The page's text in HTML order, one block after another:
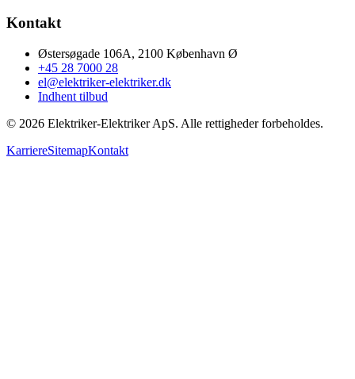
Kontakt
Østersøgade 106A, 2100 København Ø
+45 28 7000 28
el@elektriker-elektriker.dk
Indhent tilbud
© 2026 Elektriker-Elektriker ApS. Alle rettigheder forbeholdes.
KarriereSitemapKontakt